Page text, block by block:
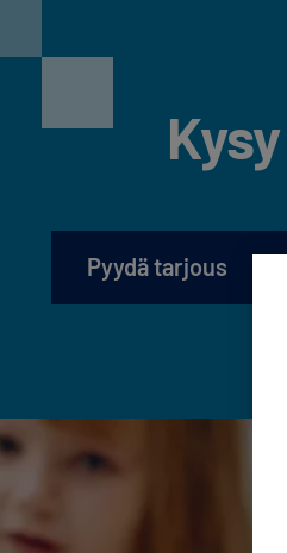
Pyydä tarjous